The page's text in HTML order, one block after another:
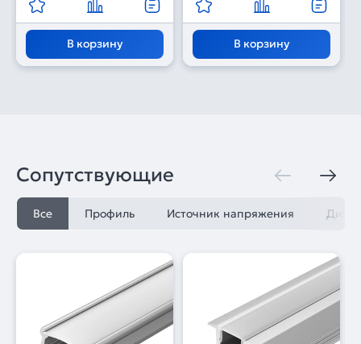
В корзину В корзину
Сопутствующие
Все Профиль Источник напряжения